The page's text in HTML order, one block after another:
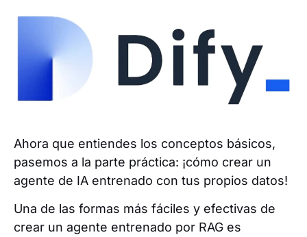
Ahora que entiendes los conceptos básicos,
pasemos a la parte práctica: ¡cómo crear un
agente de IA entrenado con tus propios datos!
Una de las formas más fáciles y efectivas de
crear un agente entrenado por RAG es